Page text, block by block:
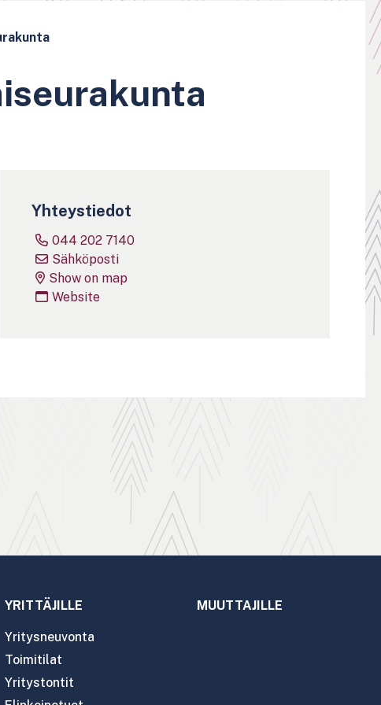
Yhteystiedot
044 202 7140
Sähköposti
Show on map
Website
YRITTÄJILLE
Yritysneuvonta
Toimitilat
Yritystontit
MUUTTAJILLE